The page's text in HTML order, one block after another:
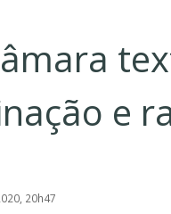
e
20h47